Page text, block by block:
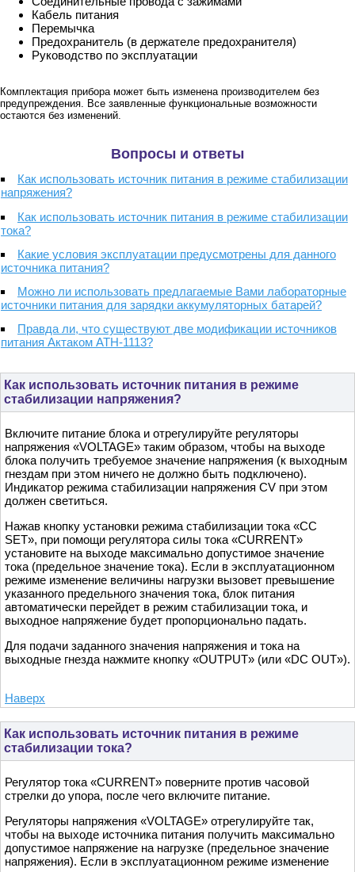
Кабель питания
Перемычка
Предохранитель (в держателе предохранителя)
Руководство по эксплуатации
Комплектация прибора может быть изменена производителем без
предупреждения. Все заявленные функциональные возможности
остаются без изменений.
Вопросы и ответы
Как использовать источник питания в режиме стабилизации
напряжения?
Как использовать источник питания в режиме стабилизации
тока?
Какие условия эксплуатации предусмотрены для данного
источника питания?
Можно ли использовать предлагаемые Вами лабораторные
источники питания для зарядки аккумуляторных батарей?
Правда ли, что существуют две модификации источников
питания Актаком АТН-1113?
Как использовать источник питания в режиме
стабилизации напряжения?
Включите питание блока и отрегулируйте регуляторы
напряжения «VOLTAGE» таким образом, чтобы на выходе
блока получить требуемое значение напряжения (к выходным
гнездам при этом ничего не должно быть подключено).
Индикатор режима стабилизации напряжения CV при этом
должен светиться.
Нажав кнопку установки режима стабилизации тока «CC
SET», при помощи регулятора силы тока «CURRENT»
установите на выходе максимально допустимое значение
тока (предельное значение тока). Если в эксплуатационном
режиме изменение величины нагрузки вызовет превышение
указанного предельного значения тока, блок питания
автоматически перейдет в режим стабилизации тока, и
выходное напряжение будет пропорционально падать.
Для подачи заданного значения напряжения и тока на
выходные гнезда нажмите кнопку «OUTPUT» (или «DC OUT»).
Наверх
Как использовать источник питания в режиме
стабилизации тока?
Регулятор тока «CURRENT» поверните против часовой
стрелки до упора, после чего включите питание.
Регуляторы напряжения «VOLTAGE» отрегулируйте так,
чтобы на выходе источника питания получить максимально
допустимое напряжение на нагрузке (предельное значение
напряжения). Если в эксплуатационном режиме изменение